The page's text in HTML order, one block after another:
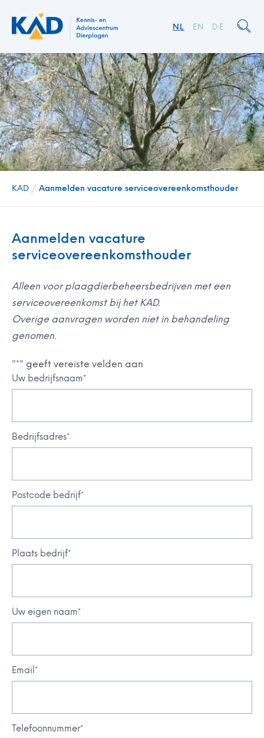
DE
EN
NL
KAD / Aanmelden vacature serviceovereenkomsthouder
Aanmelden vacature
serviceovereenkomsthouder
Alleen voor plaagdierbeheersbedrijven met een
serviceovereenkomst bij het KAD.
Overige aanvragen worden niet in behandeling
genomen.
"*" geeft vereiste velden aan
Uw bedrijfsnaam*
Bedrijfsadres*
Postcode bedrijf*
Plaats bedrijf*
Uw eigen naam*
Email *
Telefoonnummer*